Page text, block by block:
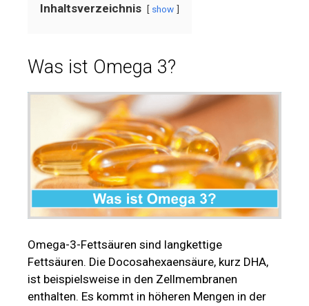
Inhaltsverzeichnis show
Was ist Omega 3?
Omega-3-Fettsäuren sind langkettige
Fettsäuren. Die Docosahexaensäure, kurz DHA,
ist beispielsweise in den Zellmembranen
enthalten. Es kommt in höheren Mengen in der